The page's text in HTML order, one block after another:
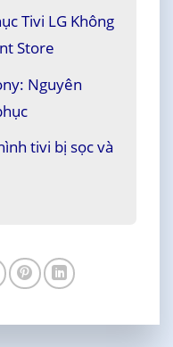
Tivi LG Không
Store
Nguyên
tivi bị sọc và